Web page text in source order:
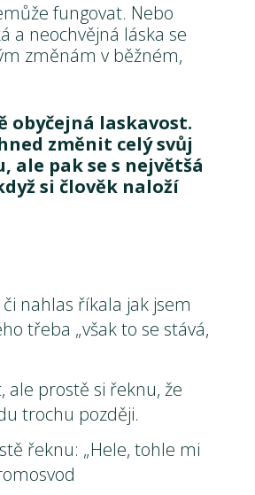
fungovat. Nebo
a neochvějná láska se
změnám v běžném,
obyčejná laskavost.
změnit celý svůj
ale pak se s největšá
si člověk naloží
nahlas říkala jak jsem
třeba „však to se stává,
prostě si řeknu, že
trochu později.
řeknu: „Hele, tohle mi